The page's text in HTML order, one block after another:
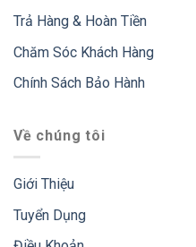
Trả Hàng & Hoàn Tiền
Chăm Sóc Khách Hàng
Chính Sách Bảo Hành
Về chúng tôi
Giới Thiệu
Tuyển Dụng